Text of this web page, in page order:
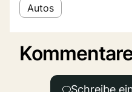
Autos
Schreibe